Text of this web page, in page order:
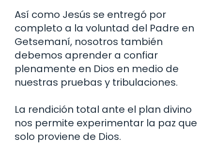
Así como Jesús se entregó por
completo a la voluntad del Padre en
Getsemaní, nosotros también
debemos aprender a confiar
plenamente en Dios en medio de
nuestras pruebas y tribulaciones.
La rendición total ante el plan divino
nos permite experimentar la paz que
solo proviene de Dios.